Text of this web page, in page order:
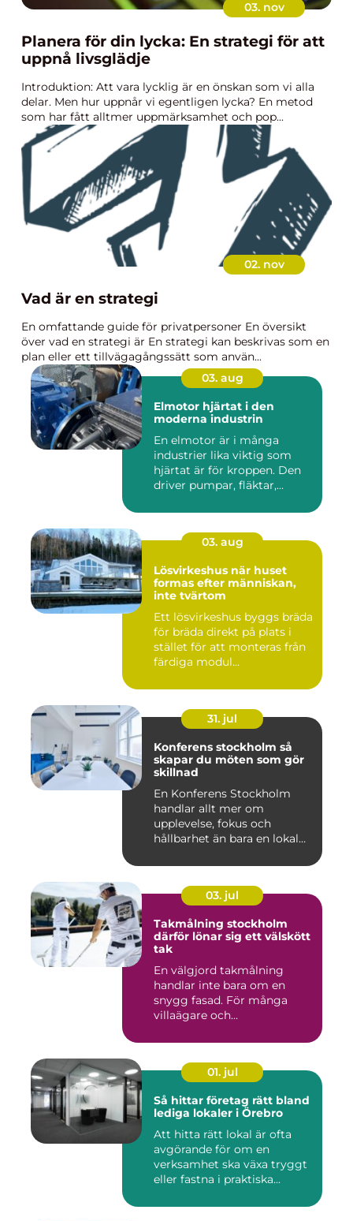
03. nov
Planera för din lycka: En strategi för att
uppnå livsglädje
Introduktion: Att vara lycklig är en önskan som vi alla
delar. Men hur uppnår vi egentligen lycka? En metod
som har fått alltmer uppmärksamhet och pop...
02. nov
Vad är en strategi
En omfattande guide för privatpersoner En översikt
över vad en strategi är En strategi kan beskrivas som en
plan eller ett tillvägagångssätt som använ...
03. aug
Elmotor hjärtat i den
moderna industrin
En elmotor är i många
industrier lika viktig som
hjärtat är för kroppen. Den
driver pumpar, fläktar,...
03. aug
Lösvirkeshus när huset
formas efter människan,
inte tvärtom
Ett lösvirkeshus byggs bräda
för bräda direkt på plats i
stället för att monteras från
färdiga modul...
31. jul
Konferens stockholm så
skapar du möten som gör
skillnad
En Konferens Stockholm
handlar allt mer om
upplevelse, fokus och
hållbarhet än bara en lokal
03. jul
Takmålning stockholm
därför lönar sig ett välskött
tak
En välgjord takmålning
handlar inte bara om en
snygg fasad. För många
villaägare och
01. jul
Så hittar företag rätt bland
lediga lokaler i Örebro
Att hitta rätt lokal är ofta
avgörande för om en
verksamhet ska växa tryggt
eller fastna i praktiska...